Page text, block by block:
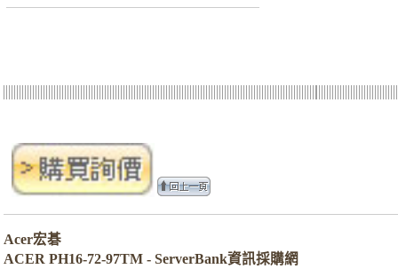
Acer宏碁
ACER PH16-72-97TM - ServerBank資訊採購網